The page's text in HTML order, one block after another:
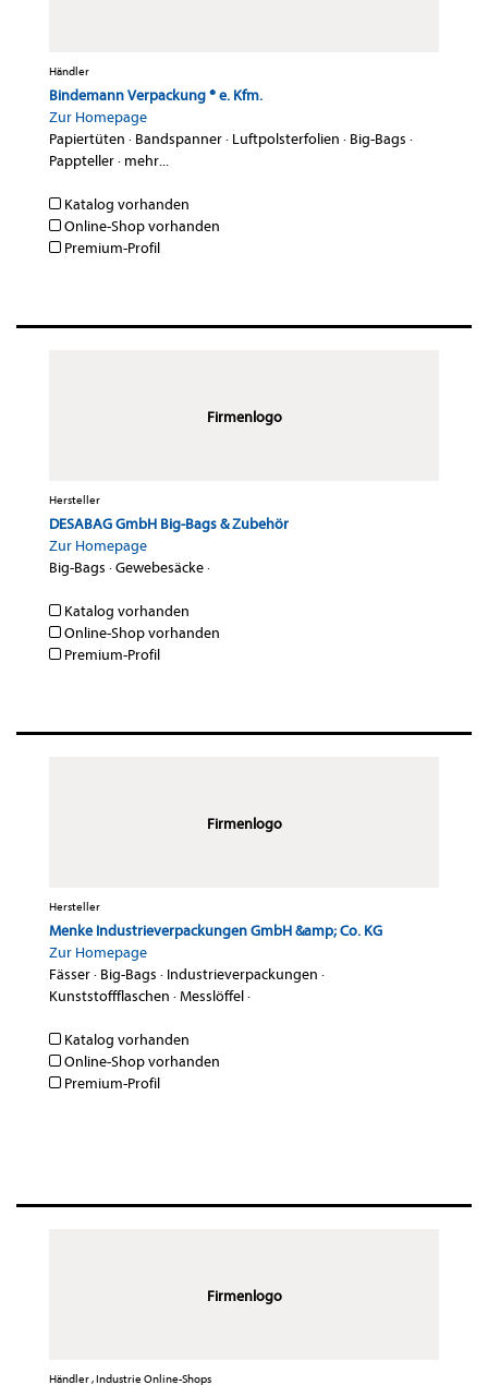
Händler
Bindemann Verpackung ® e. Kfm.
Zur Homepage
Papiertüten · Bandspanner· Luftpolsterfolien · Big-Bags ·
Pappteller· mehr...
Katalog vorhanden
Online-Shop vorhanden
Premium-Profil
Firmenlogo
Hersteller
DESABAG GmbH Big-Bags & Zubehör
Zur Homepage
Big-Bags ·Gewebesäcke·
Katalog vorhanden
Online-Shop vorhanden
Premium-Profil
Firmenlogo
Hersteller
Menke Industrieverpackungen GmbH &amp; Co. KG
Zur Homepage
Fässer· Big-Bags · Industrieverpackungen ·
Kunststoffflaschen ·Messlöffel·
Katalog vorhanden
Online-Shop vorhanden
Premium-Profil
Firmenlogo
Händler , Industrie Online-Shops